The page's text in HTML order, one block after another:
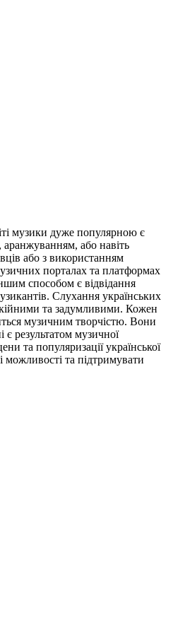
музики дуже популярною є
аранжуванням, або навіть
або з використанням
порталах та платформах
способом є відвідання
Слухання українських
та задумливими. Кожен
музичним творчістю. Вони
результатом музичної
та популяризації української
та підтримувати